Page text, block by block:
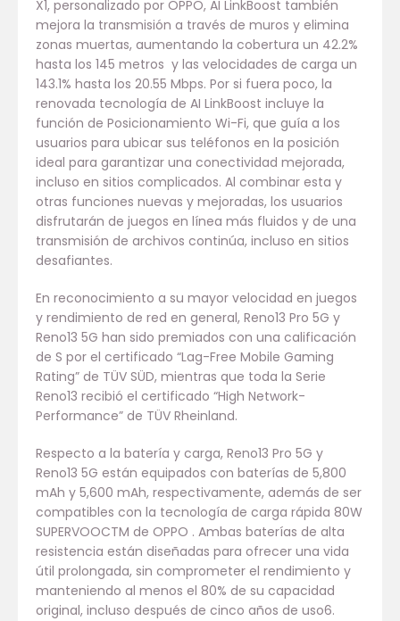
X1, personalizado por OPPO, AI LinkBoost también
mejora la transmisión a través de muros y elimina
zonas muertas, aumentando la cobertura un 42.2%
hasta los 145 metros y las velocidades de carga un
143.1% hasta los 20.55 Mbps. Por si fuera poco, la
renovada tecnología de AI LinkBoost incluye la
función de Posicionamiento Wi-Fi, que guía a los
usuarios para ubicar sus teléfonos en la posición
ideal para garantizar una conectividad mejorada,
incluso en sitios complicados. Al combinar esta y
otras funciones nuevas y mejoradas, los usuarios
disfrutarán de juegos en línea más fluidos y de una
transmisión de archivos continúa, incluso en sitios
desafiantes.
En reconocimiento a su mayor velocidad en juegos
y rendimiento de red en general, Reno13 Pro 5G y
Reno13 5G han sido premiados con una calificación
de S por el certificado “Lag-Free Mobile Gaming
Rating” de TÜV SÜD, mientras que toda la Serie
Reno13 recibió el certificado “High Network-
Performance” de TÜV Rheinland.
Respecto a la batería y carga, Reno13 Pro 5G y
Reno13 5G están equipados con baterías de 5,800
mAh y 5,600 mAh, respectivamente, además de ser
compatibles con la tecnología de carga rápida 80W
SUPERVOOCTM de OPPO . Ambas baterías de alta
resistencia están diseñadas para ofrecer una vida
útil prolongada, sin comprometer el rendimiento y
manteniendo al menos el 80% de su capacidad
original, incluso después de cinco años de uso6.